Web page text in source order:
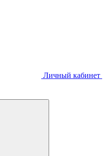
Личный кабинет